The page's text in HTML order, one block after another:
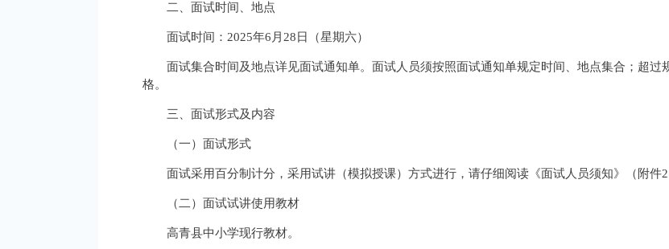
二、面试时间、地点
面试时间：2025年6月28日（星期六）
面试集合时间及地点详见面试通知单。面试人员须按照面试通知单规定时间、地点集合；超
格。
三、面试形式及内容
（一）面试形式
面试采用百分制计分，采用试讲（模拟授课）方式进行，请仔细阅读《面试人员须知》（附件
（二）面试试讲使用教材
高青县中小学现行教材。